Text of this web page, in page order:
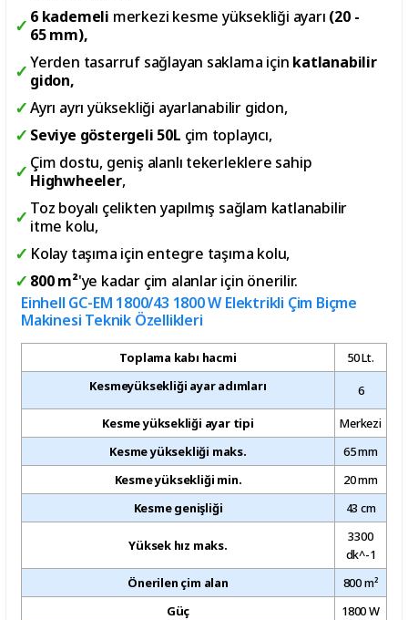
6 kademeli merkezi kesme yüksekliği ayarı (20 -
65 mm),
Yerden tasarruf sağlayan saklama için katlanabilir
gidon,
Ayrı ayrı yüksekliği ayarlanabilir gidon,
Seviye göstergeli 50L çim toplayıcı,
Çim dostu, geniş alanlı tekerleklere sahip
Highwheeler,
Toz boyalı çelikten yapılmış sağlam katlanabilir
itme kolu,
Kolay taşıma için entegre taşıma kolu,
800 m²'ye kadar çim alanlar için önerilir.
Einhell GC-EM 1800/43 1800 W Elektrikli Çim Biçme
Makinesi Teknik Özellikleri
Toplama kabı hacmi
50 Lt.
Kesmeyüksekliği ayar adımları
6
Kesme yüksekliği ayar tipi
Merkezi
Kesme yüksekliği maks.
65 mm
Kesme yüksekliği min.
20 mm
Kesme genişliği
43 cm
Yüksek hız maks.
3300
dk^-1
Önerilen çim alan
800 m²
Güç
1800 W